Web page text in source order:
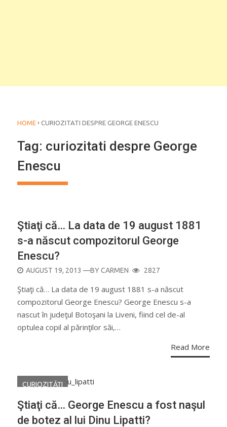
HOME › CURIOZITATI DESPRE GEORGE ENESCU
Tag: curiozitati despre George
Enescu
Ştiaţi că… La data de 19 august 1881
s-a născut compozitorul George
Enescu?
POSTED
AUGUST 19, 2013 —BYCARMEN 2827
Ştiaţi că… La data de 19 august 1881 s-a născut
compozitorul George Enescu? George Enescu s-a
nascut în judeţul Botoşani la Liveni, fiind cel de-al
optulea copil al părinţilor săi,…
Read More
CURIOZITĂŢI
Ştiaţi că… George Enescu a fost naşul
de botez al lui Dinu Lipatti?